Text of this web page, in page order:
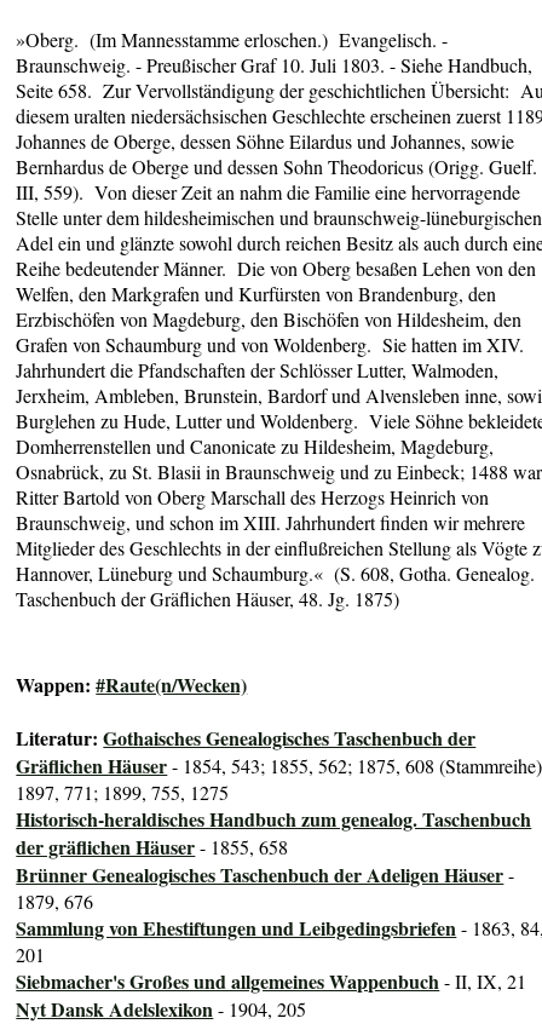
»Oberg. (Im Mannesstamme erloschen.) Evangelisch. -
Braunschweig. - Preußischer Graf 10. Juli 1803. - Siehe Handbuch,
Seite 658. Zur Vervollständigung der geschichtlichen Übersicht:
diesem uralten niedersächsischen Geschlechte erscheinen zuerst
Johannes de Oberge, dessen Söhne Eilardus und Johannes, sowie
Bernhardus de Oberge und dessen Sohn Theodoricus (Origg. Guelf.
III, 559). Von dieser Zeit an nahm die Familie eine hervorragende
Stelle unter dem hildesheimischen und braunschweig-lüneburgischen
Adel ein und glänzte sowohl durch reichen Besitz als auch durch
Reihe bedeutender Männer. Die von Oberg besaßen Lehen von den
Welfen, den Markgrafen und Kurfürsten von Brandenburg, den
Erzbischöfen von Magdeburg, den Bischöfen von Hildesheim, den
Grafen von Schaumburg und von Woldenberg. Sie hatten im XIV.
Jahrhundert die Pfandschaften der Schlösser Lutter, Walmoden,
Jerxheim, Ambleben, Brunstein, Bardorf und Alvensleben inne,
Burglehen zu Hude, Lutter und Woldenberg. Viele Söhne
Domherrenstellen und Canonicate zu Hildesheim, Magdeburg,
Osnabrück, zu St. Blasii in Braunschweig und zu Einbeck; 1488 war
Ritter Bartold von Oberg Marschall des Herzogs Heinrich von
Braunschweig, und schon im XIII. Jahrhundert finden wir mehrere
Mitglieder des Geschlechts in der einflußreichen Stellung als Vögte
Hannover, Lüneburg und Schaumburg.« (S. 608, Gotha. Genealog.
Taschenbuch der Gräflichen Häuser, 48. Jg. 1875)
Wappen:#Raute(n/Wecken)
Literatur:Gothaisches Genealogisches Taschenbuch der
Gräflichen Häuser- 1854, 543; 1855, 562; 1875, 608
1897, 771; 1899, 755, 1275
Historisch-heraldisches Handbuch zum genealog. Taschenbuch
der gräflichen Häuser- 1855, 658
Brünner Genealogisches Taschenbuch der Adeligen Häuser-
1879, 676
Sammlung von Ehestiftungen und Leibgedingsbriefen- 1863,
201
Siebmacher's Großes und allgemeines Wappenbuch- II, IX, 21
Nyt Dansk Adelslexikon- 1904, 205